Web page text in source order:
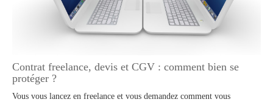
Contrat freelance, devis et CGV : comment bien se
protéger ?
Vous vous lancez en freelance et vous demandez comment vous